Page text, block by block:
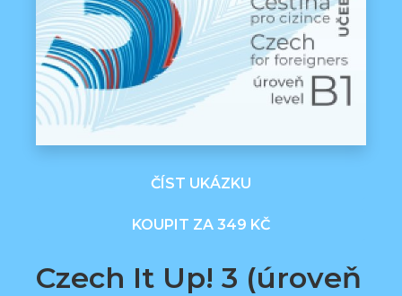
ČÍST UKÁZKU
KOUPIT ZA 349 KČ
Czech It Up! 3 (úroveň